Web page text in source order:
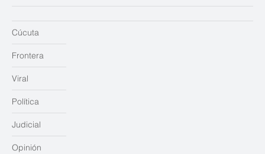
Judicial
Opinión
Cúcuta
Frontera
Viral
Política